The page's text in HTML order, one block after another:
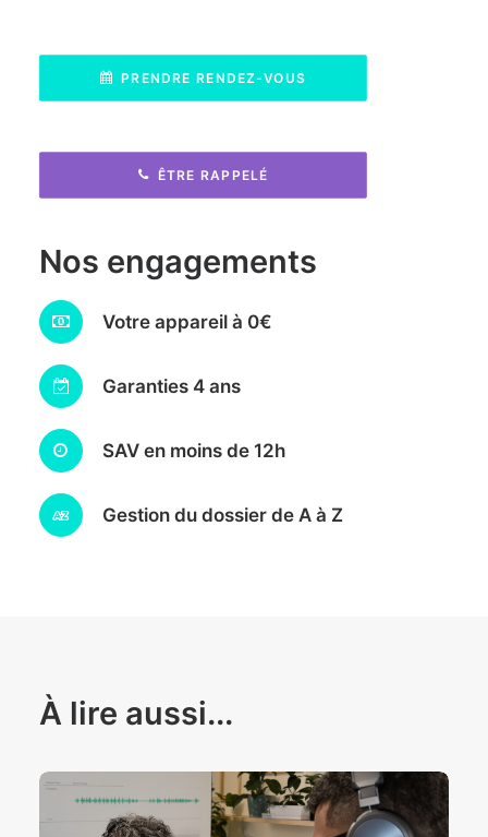
PRENDRE RENDEZ-VOUS
ÊTRE RAPPELÉ
Nos engagements
Votre appareil à 0€
Garanties 4 ans
SAV en moins de 12h
Gestion du dossier de A à Z
À lire aussi...